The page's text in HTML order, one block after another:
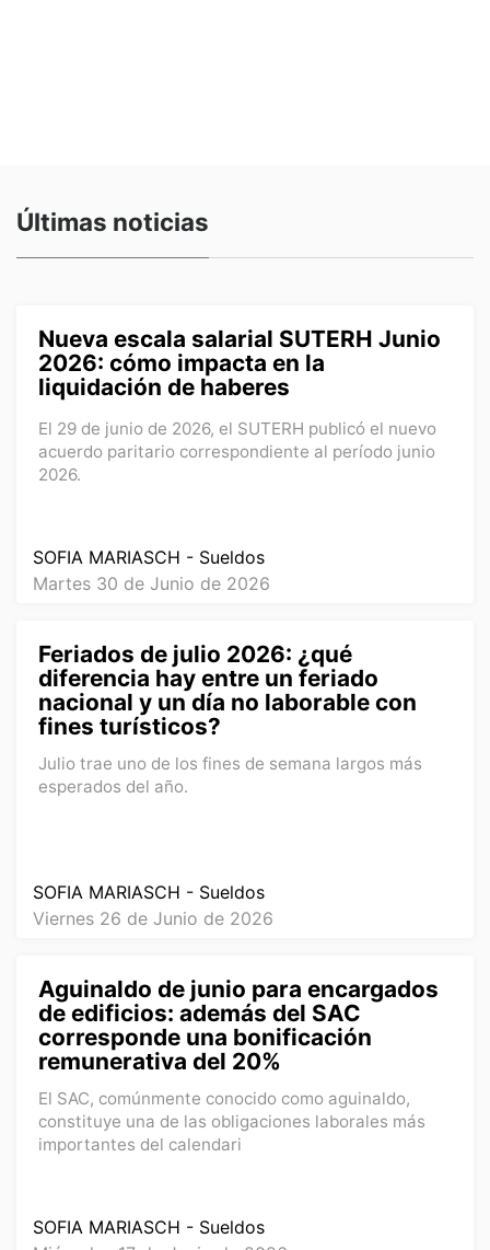
Últimas noticias
Nueva escala salarial SUTERH Junio
2026: cómo impacta en la
liquidación de haberes
El 29 de junio de 2026, el SUTERH publicó el nuevo
acuerdo paritario correspondiente al período junio
2026.
SOFIA MARIASCH - Sueldos
Martes 30 de Junio de 2026
Feriados de julio 2026: ¿qué
diferencia hay entre un feriado
nacional y un día no laborable con
fines turísticos?
Julio trae uno de los fines de semana largos más
esperados del año.
SOFIA MARIASCH - Sueldos
Viernes 26 de Junio de 2026
Aguinaldo de junio para encargados
de edificios: además del SAC
corresponde una bonificación
remunerativa del 20%
El SAC, comúnmente conocido como aguinaldo,
constituye una de las obligaciones laborales más
importantes del calendari
SOFIA MARIASCH - Sueldos